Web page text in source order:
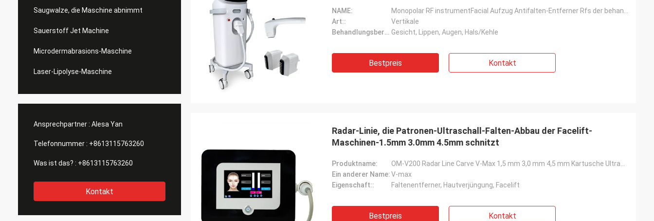
Saugwalze, die Maschine abnimmt
Sauerstoff Jet Machine
Microdermabrasions-Maschine
Laser-Lipolyse-Maschine
Ansprechpartner : Alesa Yan
Telefonnummer : +8613115763260
Was ist das? : +8613115763260
Kontakt
NAME:
Art::
Vertikale
Behandlungsbereich:: Gesicht, Lippen, Augen, Hals/Kehle
Bestpreis Kontakt
Radar-Linie, die Patronen-Ultraschall-Falten-Abbau der Facelift-
Maschinen-1.5mm 3.0mm 4.5mm schnitzt
Produktname:
Ein anderer Name:V-max
Eigenschaft::
Faltenentferner, Hautverjüngung, Facelift
Bestpreis Kontakt